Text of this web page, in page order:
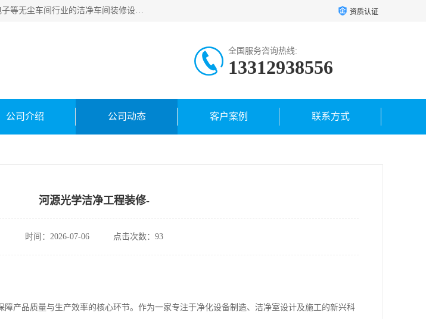
从事各种实验室、手术室、医院、食品、化妆品、制药、医疗器械、光学、半导体、精密电子等无尘车间行业的洁净车间装修设计、净化设备、恒温恒湿空调的设计制作与安装、净化系统工程项目施工及其技术支持服务。 资质认证
全国服务咨询热线:
13312938556
公司介绍 公司动态 客户案例 联系方式
河源光学洁净工程装修-
时间：2026-07-06 点击次数：93
产品质量与生产效率的核心环节。作为一家专注于净化设备制造、洁净室设计及施工的新兴科